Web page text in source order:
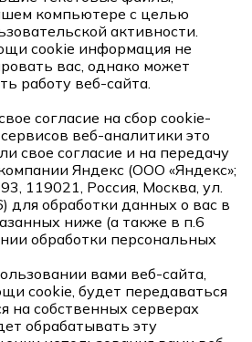
компьютере с целью
активности.
cookie информация не
вас, однако может
работу веб-сайта.
согласие на сбор cookie-
веб-аналитики это
свое согласие и на передачу
Яндекс (ООО «Яндекс»;
119021, Россия, Москва, ул.
для обработки данных о вас в
ниже (а также в п.6
обработки персональных
вами веб-сайта,
cookie, будет передаваться
на собственных серверах
обрабатывать эту